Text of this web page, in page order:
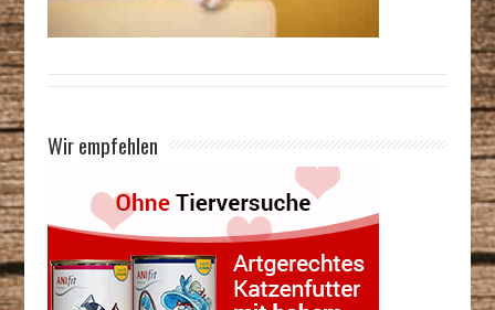
Wir empfehlen